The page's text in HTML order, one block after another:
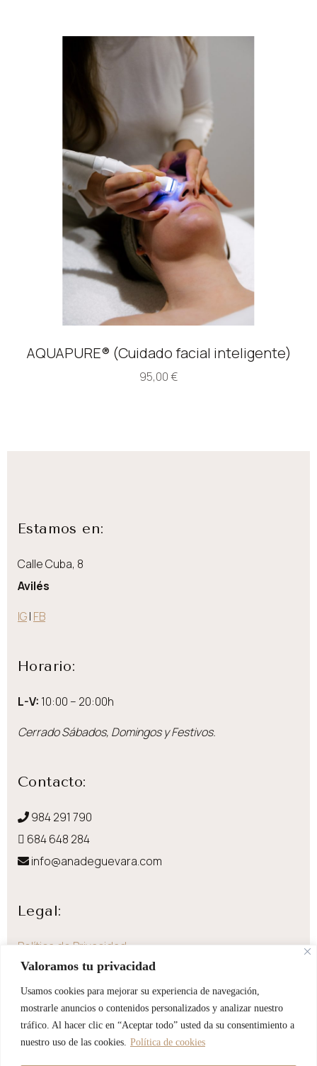
Valoramos tu privacidad
Usamos cookies para mejorar su experiencia de navegación,
mostrarle anuncios o contenidos personalizados y analizar nuestro
tráfico. Al hacer clic en “Aceptar todo” usted da su consentimiento a
nuestro uso de las cookies. Política de cookies
AQUAPURE® (Cuidado facial inteligente)
95,00€
Estamos en:
Calle Cuba, 8
Avilés
IG| FB
Horario:
L-V: 10:00 – 20:00h
Cerrado Sábados, Domingos y Festivos.
Contacto:
984 291 790
684 648 284
info@anadeguevara.com
Legal:
Política de Privacidad
Aviso Legal
Política de Cookies
Envíos y devoluciones
Accesibilidad